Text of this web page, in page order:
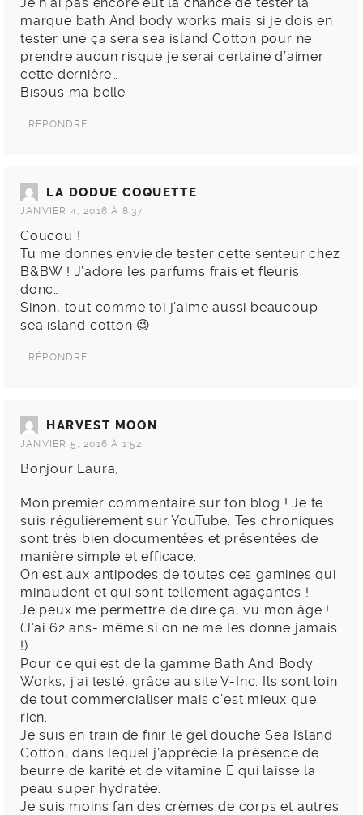
marque bath And body works mais si je dois en
tester une ça sera sea island Cotton pour ne
prendre aucun risque je serai certaine d’aimer
cette dernière…
Bisous ma belle
RÉPONDRE
LA DODUE COQUETTE
JANVIER 4, 2016 À 8:37
Coucou !
Tu me donnes envie de tester cette senteur chez
B&BW ! J’adore les parfums frais et fleuris
donc…
Sinon, tout comme toi j’aime aussi beaucoup
sea island cotton 😉
RÉPONDRE
HARVEST MOON
JANVIER 5, 2016 À 1:52
Bonjour Laura,
Mon premier commentaire sur ton blog ! Je te
suis régulièrement sur YouTube. Tes chroniques
sont très bien documentées et présentées de
manière simple et efficace.
On est aux antipodes de toutes ces gamines qui
minaudent et qui sont tellement agaçantes !
Je peux me permettre de dire ça, vu mon âge !
(J’ai 62 ans- même si on ne me les donne jamais
!)
Pour ce qui est de la gamme Bath And Body
Works, j’ai testé, grâce au site V-Inc. Ils sont loin
de tout commercialiser mais c’est mieux que
rien.
Je suis en train de finir le gel douche Sea Island
Cotton, dans lequel j’apprécie la présence de
beurre de karité et de vitamine E qui laisse la
peau super hydratée.
Je suis moins fan des crèmes de corps et autres